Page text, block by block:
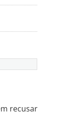
recusar